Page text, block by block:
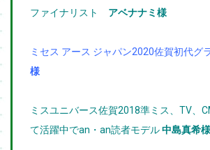
ファイナリスト アベナナミ様
ミセス アース ジャパン2020佐賀初代グ
様
ミスユニバース佐賀2018準ミス、TV、
て活躍中でan・an読者モデル中島真希様